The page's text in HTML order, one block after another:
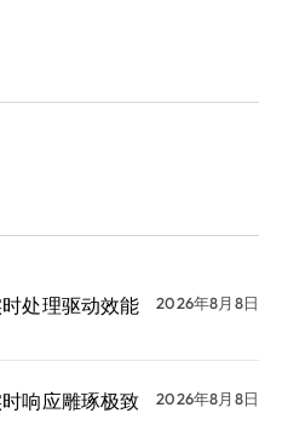
处理驱动效能
2026年8月8日
响应雕琢极致
2026年8月8日